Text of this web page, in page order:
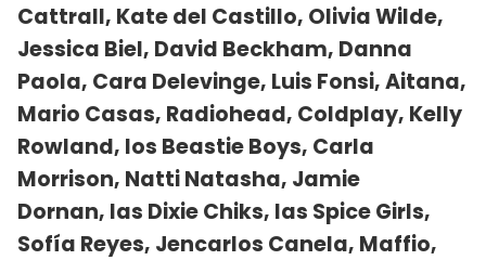
Cattrall, Kate del Castillo, Olivia Wilde,
Jessica Biel, David Beckham, Danna
Paola, Cara Delevinge, Luis Fonsi, Aitana,
Mario Casas, Radiohead, Coldplay, Kelly
Rowland, los Beastie Boys, Carla
Morrison, Natti Natasha, Jamie
Dornan, las Dixie Chiks, las Spice Girls,
Sofía Reyes, Jencarlos Canela, Maffio,